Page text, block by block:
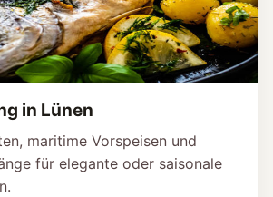
in Lünen
maritime Vorspeisen und
für elegante oder saisonale